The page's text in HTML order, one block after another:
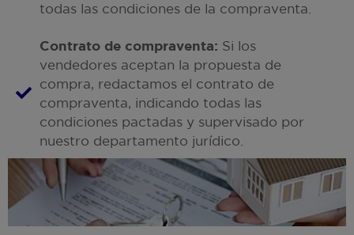
todas las condiciones de la compraventa.
Contrato de compraventa: Si los
vendedores aceptan la propuesta de
compra, redactamos el contrato de
compraventa, indicando todas las
condiciones pactadas y supervisado por
nuestro departamento jurídico.